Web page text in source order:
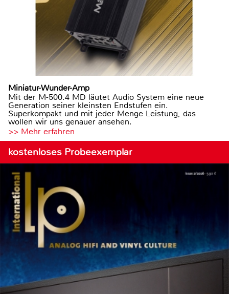
Miniatur-Wunder-Amp
Mit der M-500.4 MD läutet Audio System eine neue
Generation seiner kleinsten Endstufen ein.
Superkompakt und mit jeder Menge Leistung, das
wollen wir uns genauer ansehen.
>> Mehr erfahren
kostenloses Probeexemplar